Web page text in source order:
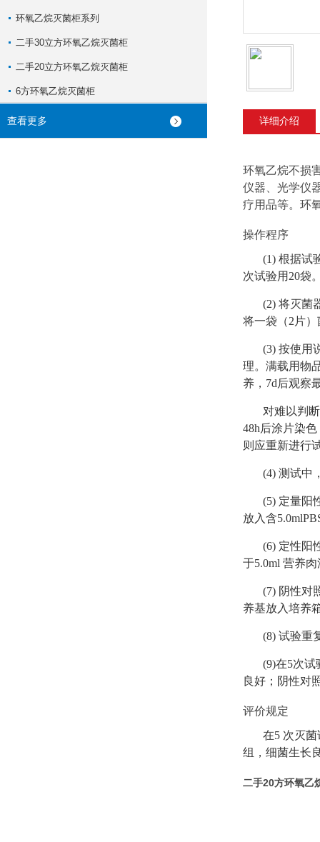
环氧乙烷灭菌柜系列
二手30立方环氧乙烷灭菌柜
二手20立方环氧乙烷灭菌柜
6方环氧乙烷灭菌柜
查看更多 详细介绍
环氧乙烷不损
仪器、光学仪
疗用品等。环
操作程序
(1) 根据试
次试验用20袋
(2) 将灭菌
将一袋（2片
(3) 按使用
理。满载用物
养，7d后观察
对难以判
48h后涂片染
则应重新进行
(4) 测试中
(5) 定量阳
放入含
(6) 定性阳
于5.0ml 营养
(7) 阴性对
养基放入培养
(8) 试验重
(9)在5次试
良好；阴性对
评价规定
在5 次灭
组，细菌生长
二手20方环氧乙